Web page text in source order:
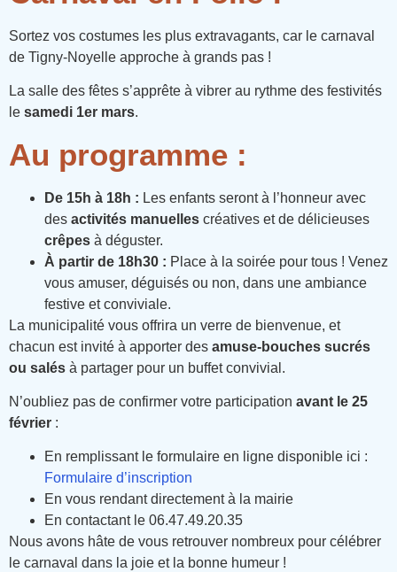
Sortez vos costumes les plus extravagants, car le carnaval
de Tigny-Noyelle approche à grands pas !
La salle des fêtes s’apprête à vibrer au rythme des festivités
le samedi 1er mars.
Au programme :
De 15h à 18h : Les enfants seront à l’honneur avec
des activités manuelles créatives et de délicieuses
crêpes à déguster.
À partir de 18h30 : Place à la soirée pour tous ! Venez
vous amuser, déguisés ou non, dans une ambiance
festive et conviviale.
La municipalité vous offrira un verre de bienvenue, et
chacun est invité à apporter des amuse-bouches sucrés
ou salés à partager pour un buffet convivial.
N’oubliez pas de confirmer votre participation avant le 25
février :
En remplissant le formulaire en ligne disponible ici :
Formulaire d’inscription
En vous rendant directement à la mairie
En contactant le 06.47.49.20.35
Nous avons hâte de vous retrouver nombreux pour célébrer
le carnaval dans la joie et la bonne humeur !